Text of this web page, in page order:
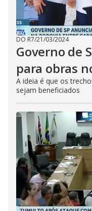
DO R7/21/03/2024
Governo de
para obras
A ideia é que os
sejam beneficiados